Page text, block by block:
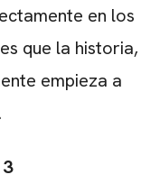
en los
que la historia,
empieza a